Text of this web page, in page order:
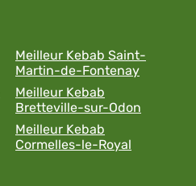
Meilleur Kebab Saint-
Martin-de-Fontenay
Meilleur Kebab
Bretteville-sur-Odon
Meilleur Kebab
Cormelles-le-Royal